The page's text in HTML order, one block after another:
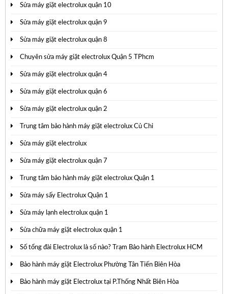
Sửa máy giặt electrolux quận 10
Sửa máy giặt electrolux quận 9
Sửa máy giặt electrolux quận 8
Chuyên sửa máy giặt electrolux Quận 5 TPhcm
Sửa máy giặt electrolux quận 4
Sửa máy giặt electrolux quận 6
Sửa máy giặt electrolux quận 2
Trung tâm bảo hành máy giặt electrolux Củ Chi
Sửa máy giặt electrolux
Sửa máy giặt electrolux quận 7
Trung tâm bảo hành máy giặt electrolux Quận 1
Sửa máy sấy Electrolux Quận 1
Sửa máy lạnh electrolux quận 1
Sửa chữa máy giặt electrolux quận 1
Số tổng đài Electrolux là số nào? Trạm Bảo hành Electrolux HCM
Bảo hành máy giặt Electrolux Phường Tân Tiến Biên Hòa
Bảo hành máy giặt Electrolux tại P.Thống Nhất Biên Hòa